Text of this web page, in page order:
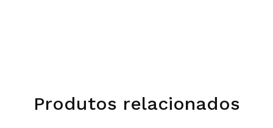
Produtos relacionados